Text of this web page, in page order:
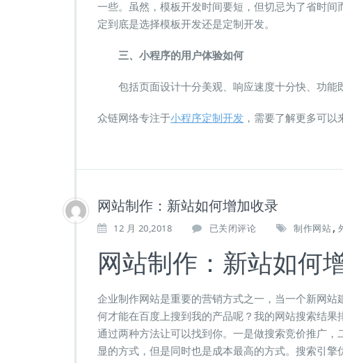
一些。虽然，模板开发时间要短，但切忌为了省时
定到底是选择模板开发还是定制开发。
三、小程序的用户体验如何
包括页面设计十分美观、响应速度十分快、功能
众链网络专注于小程序定制开发 ，需要了解更多可以
网站制作：新站如何增加收录
12 月 20,2018
网
作：
站
如
何
增
加
已关闭评论 制作网站,
网站制作：新站如何
企业制作网站是重要的营销方式之一，当一个新网
何才能在百度上搜到我的产品呢？我的网站搜索结
通过两种方法让可以找到你。一是做搜索竞价推广
显的方式，但是同时也是成本最高的方式。搜索引擎